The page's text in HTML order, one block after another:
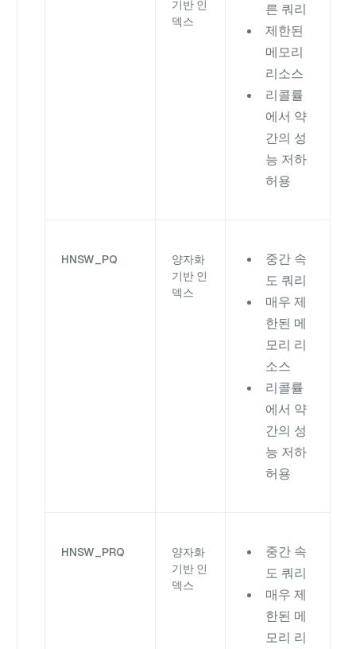
기반 인
덱스
른 쿼리
제한된
메모리
리소스
리콜률
에서 약
간의 성
능 저하
허용
HNSW_PQ
양자화
기반 인
덱스
중간 속
도 쿼리
매우 제
한된 메
모리 리
소스
리콜률
에서 약
간의 성
능 저하
허용
HNSW_PRQ
양자화
기반 인
덱스
중간 속
도 쿼리
매우 제
한된 메
모리 리